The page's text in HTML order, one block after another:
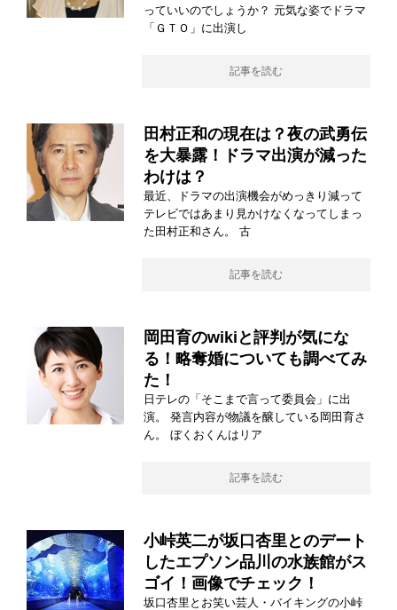
っていいのでしょうか？ 元気な姿でドラマ
「ＧＴＯ」に出演し
記事を読む
田村正和の現在は？夜の武勇伝
を大暴露！ドラマ出演が減った
わけは？
最近、ドラマの出演機会がめっきり減って
テレビではあまり見かけなくなってしまっ
た田村正和さん。 古
記事を読む
岡田育のwikiと評判が気にな
る！略奪婚についても調べてみ
た！
日テレの「そこまで言って委員会」に出
演。 発言内容が物議を醸している岡田育さ
ん。 ぼくおくんはリア
記事を読む
小峠英二が坂口杏里とのデート
したエプソン品川の水族館がス
ゴイ！画像でチェック！
坂口杏里とお笑い芸人・バイキングの小峠